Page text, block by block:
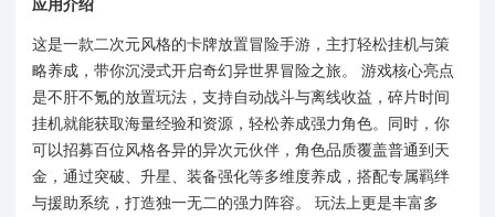
应用介绍
这是一款二次元风格的卡牌放置冒险手游，主打轻松挂机与策
略养成，带你沉浸式开启奇幻异世界冒险之旅。 游戏核心亮点
是不肝不氪的放置玩法，支持自动战斗与离线收益，碎片时间
挂机就能获取海量经验和资源，轻松养成强力角色。同时，你
可以招募百位风格各异的异次元伙伴，角色品质覆盖普通到天
金，通过突破、升星、装备强化等多维度养成，搭配专属羁绊
与援助系统，打造独一无二的强力阵容。 玩法上更是丰富多